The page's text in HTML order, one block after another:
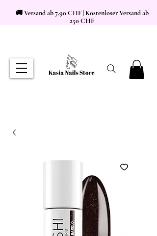
🚚 Versand ab 7,90 CHF | Kostenloser Versand ab
250 CHF